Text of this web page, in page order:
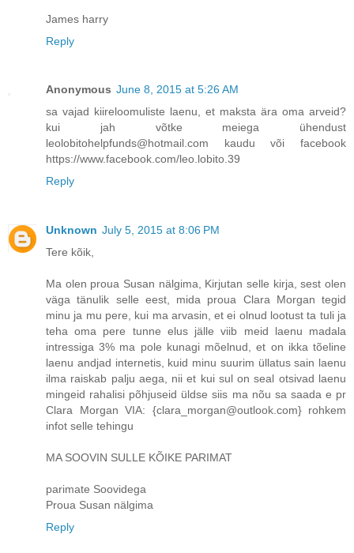
James harry
Reply
Anonymous June 8, 2015 at 5:26 AM
sa vajad kiireloomuliste laenu, et maksta ära oma arveid?
kui jah võtke meiega ühendust
leolobitohelpfunds@hotmail.com kaudu või facebook
https://www.facebook.com/leo.lobito.39
Reply
Unknown July 5, 2015 at 8:06 PM
Tere kõik,
Ma olen proua Susan nälgima, Kirjutan selle kirja, sest olen
väga tänulik selle eest, mida proua Clara Morgan tegid
minu ja mu pere, kui ma arvasin, et ei olnud lootust ta tuli ja
teha oma pere tunne elus jälle viib meid laenu madala
intressiga 3% ma pole kunagi mõelnud, et on ikka tõeline
laenu andjad internetis, kuid minu suurim üllatus sain laenu
ilma raiskab palju aega, nii et kui sul on seal otsivad laenu
mingeid rahalisi põhjuseid üldse siis ma nõu sa saada e pr
Clara Morgan VIA: {clara_morgan@outlook.com} rohkem
infot selle tehingu
MA SOOVIN SULLE KÕIKE PARIMAT
parimate Soovidega
Proua Susan nälgima
Reply